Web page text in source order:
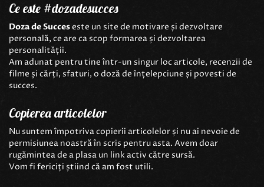
Ce este #dozadesucces
Doza de Succeseste un site de motivare și dezvoltare
personală, ce are ca scop formarea și dezvoltarea
personalității.
Am adunat pentru tine într-un singur loc articole, recenzii de
filme și cărți, sfaturi, o doză de înțelepciune și povesti de
succes.
Copierea articolelor
Nu suntem împotriva copierii articolelor și nu ai nevoie de
permisiunea noastră în scris pentru asta. Avem doar
rugămintea de a plasa un link activ către sursă.
Vom fi fericiți știind că am fost utili.